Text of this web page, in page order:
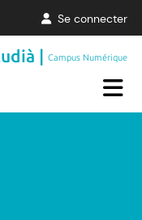
Se connecter
|Campus Numérique